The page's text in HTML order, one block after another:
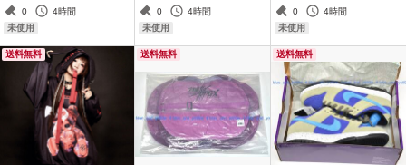
国内正規 平野紫耀 岩橋玄
樹 永瀬廉 髙橋海人 神宮寺
0
4時間
未使用
くら0
4時間
未使用
0
4時間
未使用
送料無料 送料無料 送料無料